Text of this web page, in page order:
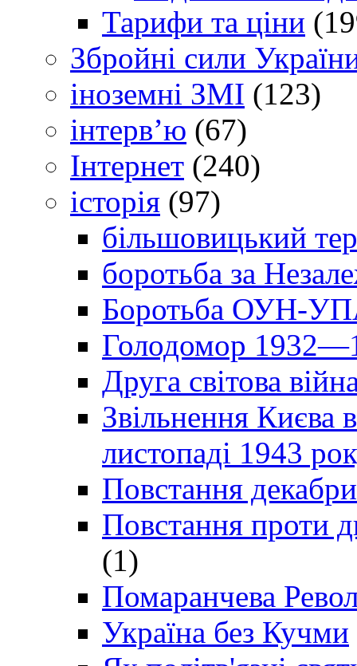
Тарифи та ціни
Збройні сили
іноземні ЗМІ (123)
інтерв’ю (67)
Інтернет (240)
історія (97)
більшовицький
боротьба за
Боротьба ОУН-УПА
Голодомор
Друга світова
Звільнення Києва
листопаді 1943
Повстання
Повстання проти
(1)
Помаранчева
Україна без Кучми